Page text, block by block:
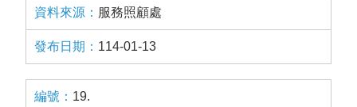
服務照顧處
114-01-13
19.